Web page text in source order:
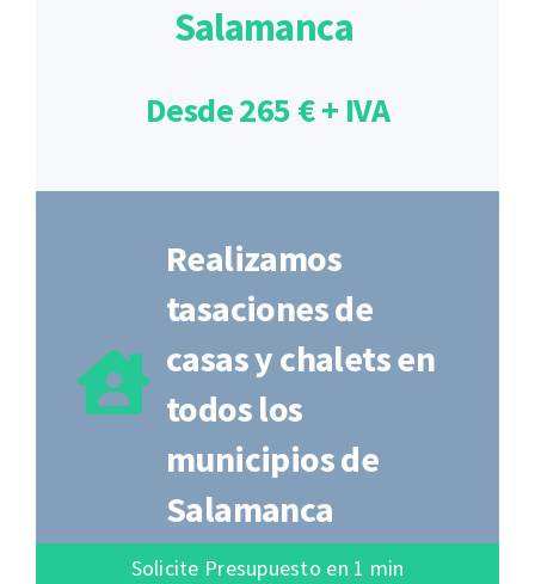
Salamanca
Desde 265 € + IVA
Realizamos
tasaciones de
casas y chalets en
todos los
municipios de
Salamanca
Solicite Presupuesto en 1 min